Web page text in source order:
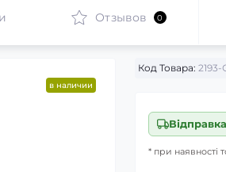
Отзывов 0
в наличии
Код Товара:
* при наявності